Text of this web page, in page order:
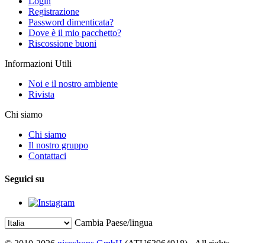
Registrazione
Password dimenticata?
Dove è il mio pacchetto?
Riscossione buoni
Informazioni Utili
Noi e il nostro ambiente
Rivista
Chi siamo
Chi siamo
Il nostro gruppo
Contattaci
Seguici su
Cambia Paese/lingua